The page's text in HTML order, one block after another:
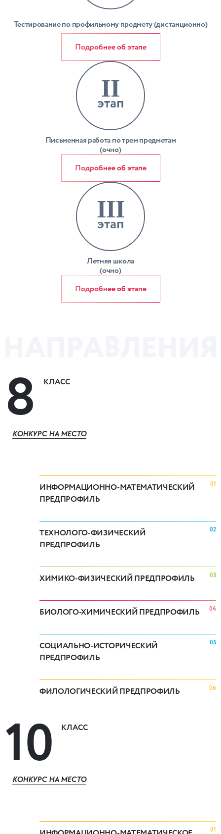
Тестирование по профильному предмету (дистанционно)
Подробнее об этапе
II
этап
Письменная работа по трем предметам
(очно)
Подробнее об этапе
III
этап
Летняя школа
(очно)
Подробнее об этапе
8 КЛАСС
КОНКУРС НА МЕСТО
ИНФОРМАЦИОННО-МАТЕМАТИЧЕСКИЙ
ПРЕДПРОФИЛЬ
01
ТЕХНОЛОГО-ФИЗИЧЕСКИЙ
ПРЕДПРОФИЛЬ
02
ХИМИКО-ФИЗИЧЕСКИЙ ПРЕДПРОФИЛЬ 03
БИОЛОГО-ХИМИЧЕСКИЙ ПРЕДПРОФИЛЬ 04
СОЦИАЛЬНО-ИСТОРИЧЕСКИЙ
ПРЕДПРОФИЛЬ
05
ФИЛОЛОГИЧЕСКИЙ ПРЕДПРОФИЛЬ 06
10 КЛАСС
КОНКУРС НА МЕСТО
01